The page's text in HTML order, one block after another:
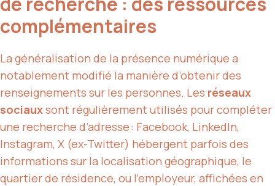
complémentaires
La généralisation de la présence numérique a
notablement modifié la manière d’obtenir des
renseignements sur les personnes. Les réseaux
sociauxsont régulièrement utilisés pour compléter
une recherche d’adresse : Facebook, LinkedIn,
Instagram, X (ex-Twitter) hébergent parfois des
informations sur la localisation géographique, le
quartier de résidence, ou l’employeur, affichées en